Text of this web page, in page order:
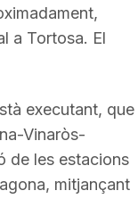
a Tortosa. El
executant, que
Vinaròs-
de les estacions
mitjançant